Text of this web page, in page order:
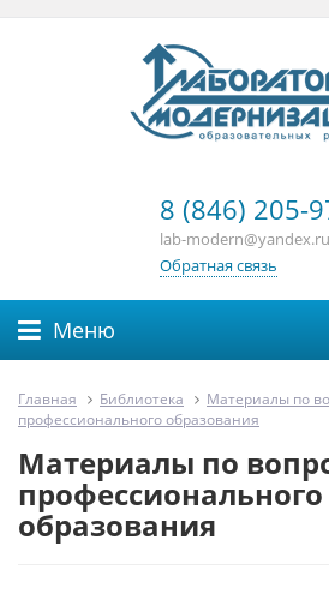
8 (846) 205-
lab-modern@yandex.ru
Обратная связь
Меню
Главная Библиотека
Материалы по
профессионального образования
Материалы по
профессионального
образования